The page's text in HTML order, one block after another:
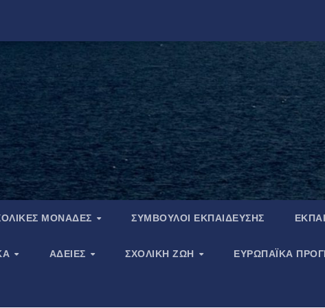
ΜΟΝΆΔΕΣ ΣΎΜΒΟΥΛΟΙ ΕΚΠΑΊΔΕΥΣΗΣ
ΆΔΕΙΕΣ ΣΧΟΛΙΚΉ ΖΩΉ ΕΥΡΩΠΑΪΚΑ